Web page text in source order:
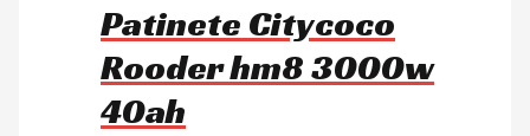
Patinete Citycoco
Rooder hm8 3000w
40ah